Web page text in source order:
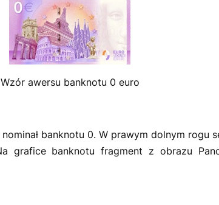
Wzór awersu banknotu 0 euro
banknotu 0. W prawym dolnym rogu
grafice banknotu fragment z obrazu